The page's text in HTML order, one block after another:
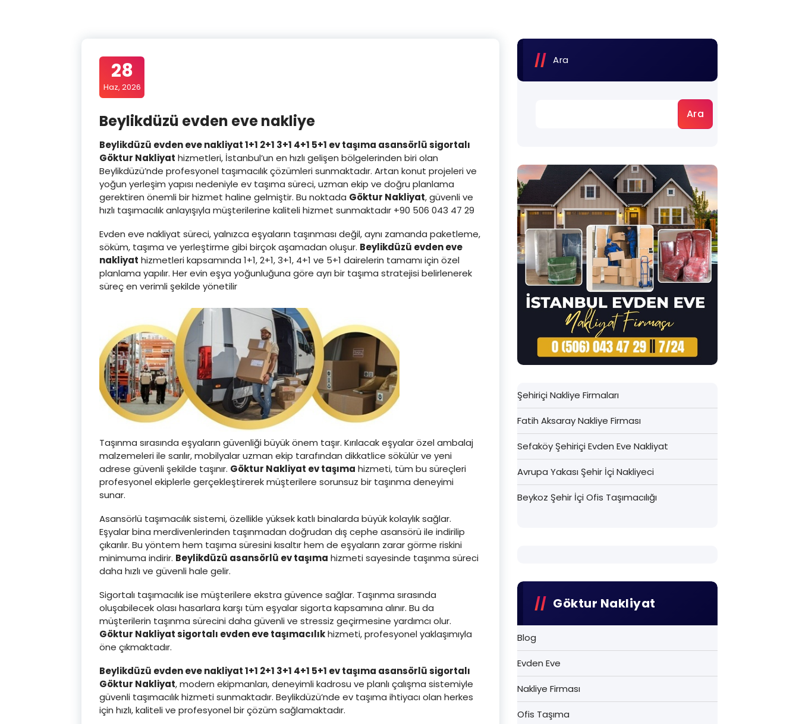
28
Haz, 2026
Beylikdüzü evden eve nakliye
Beylikdüzü evden eve nakliyat 1+1 2+1 3+1 4+1 5+1 ev taşıma asansörlü sigortalı
Göktur Nakliyat hizmetleri, İstanbul’un en hızlı gelişen bölgelerinden biri olan
Beylikdüzü’nde profesyonel taşımacılık çözümleri sunmaktadır. Artan konut projeleri ve
yoğun yerleşim yapısı nedeniyle ev taşıma süreci, uzman ekip ve doğru planlama
gerektiren önemli bir hizmet haline gelmiştir. Bu noktada Göktur Nakliyat, güvenli ve
hızlı taşımacılık anlayışıyla müşterilerine kaliteli hizmet sunmaktadır +90 506 043 47 29
Evden eve nakliyat süreci, yalnızca eşyaların taşınması değil, aynı zamanda paketleme,
söküm, taşıma ve yerleştirme gibi birçok aşamadan oluşur. Beylikdüzü evden eve
nakliyat hizmetleri kapsamında 1+1, 2+1, 3+1, 4+1 ve 5+1 dairelerin tamamı için özel
planlama yapılır. Her evin eşya yoğunluğuna göre ayrı bir taşıma stratejisi belirlenerek
süreç en verimli şekilde yönetilir
Taşınma sırasında eşyaların güvenliği büyük önem taşır. Kırılacak eşyalar özel ambalaj
malzemeleri ile sarılır, mobilyalar uzman ekip tarafından dikkatlice sökülür ve yeni
adrese güvenli şekilde taşınır. Göktur Nakliyat ev taşıma hizmeti, tüm bu süreçleri
profesyonel ekiplerle gerçekleştirerek müşterilere sorunsuz bir taşınma deneyimi
sunar.
Asansörlü taşımacılık sistemi, özellikle yüksek katlı binalarda büyük kolaylık sağlar.
Eşyalar bina merdivenlerinden taşınmadan doğrudan dış cephe asansörü ile indirilip
çıkarılır. Bu yöntem hem taşıma süresini kısaltır hem de eşyaların zarar görme riskini
minimuma indirir. Beylikdüzü asansörlü ev taşıma hizmeti sayesinde taşınma süreci
daha hızlı ve güvenli hale gelir.
Sigortalı taşımacılık ise müşterilere ekstra güvence sağlar. Taşınma sırasında
oluşabilecek olası hasarlara karşı tüm eşyalar sigorta kapsamına alınır. Bu da
müşterilerin taşınma sürecini daha güvenli ve stressiz geçirmesine yardımcı olur.
Göktur Nakliyat sigortalı evden eve taşımacılıkhizmeti, profesyonel yaklaşımıyla
öne çıkmaktadır.
Beylikdüzü evden eve nakliyat 1+1 2+1 3+1 4+1 5+1 ev taşıma asansörlü sigortalı
Göktur Nakliyat, modern ekipmanları, deneyimli kadrosu ve planlı çalışma sistemiyle
güvenli taşımacılık hizmeti sunmaktadır. Beylikdüzü’nde ev taşıma ihtiyacı olan herkes
için hızlı, kaliteli ve profesyonel bir çözüm sağlamaktadır.
Ara
Ara
Şehiriçi Nakliye Firmaları
Fatih Aksaray Nakliye Firması
Sefaköy Şehiriçi Evden Eve Nakliyat
Avrupa Yakası Şehir İçi Nakliyeci
Beykoz Şehir İçi Ofis Taşımacılığı
Göktur Nakliyat
Blog
Evden Eve
Nakliye Firması
Ofis Taşıma